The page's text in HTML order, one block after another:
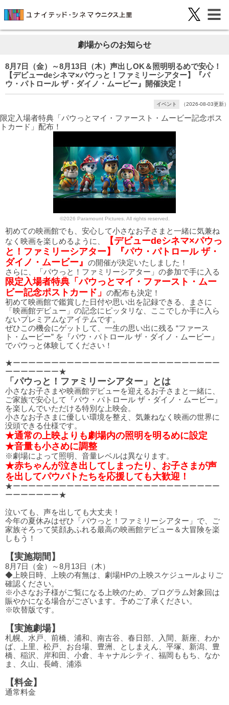
劇場からのお知らせ
8月7日（金）～8月13日（木）声出しOK＆照明明るめで安心！
【デビューdeシネマ×パウっと！ファミリーシアター】『パ
ウ・パトロール ザ・ダイノ・ムービー』開催決定！
イベント （2026-08-03更新）
限定入場者特典「パウっとマイ・ファースト・ムービー記念ポス
トカード」配布！
©2026 Paramount Pictures. All rights reserved.
初めての映画館でも、安心して小さなお子さまと一緒に気兼ね
なく映画を楽しめるように、
【デビューdeシネマ×パウっ
と！ファミリーシアター】『パウ・パトロール ザ・
ダイノ・ムービー』
の開催が決定いたしました！
さらに、「パウっと！ファミリーシアター」の参加で手に入る
限定入場者特典「パウっとマイ・ファースト・ムー
ビー記念ポストカード」
の配布も決定！
初めて映画館で鑑賞した日付や思い出を記録できる、まさに
「映画館デビュー」の記念にピッタリな、ここでしか手に入ら
ないプレミアムなアイテムです。
ぜひこの機会にゲットして、一生の思い出に残る “ファース
ト・ムービー” を『パウ・パトロール ザ・ダイノ・ムービー』
でパウっと体験してください！
★ーーーーーーーーーーーーーーーーーーーーーーーーーーー
ーーーーーーー★
「パウっと！ファミリーシアター」とは
小さなお子さまや映画館デビューを迎えるお子さまと一緒に、
ご家族で安心して『パウ・パトロール ザ・ダイノ・ムービー』
を楽しんでいただける特別な上映会。
小さなお子さまに優しい環境を整え、気兼ねなく映画の世界に
没頭できる仕様です。
★通常の上映よりも劇場内の照明を明るめに設定
★音量も小さめに調整
※劇場によって照明、音量レベルは異なります。
★赤ちゃんが泣き出してしまったり、お子さまが声
を出してパウパトたちを応援しても大歓迎！
★ーーーーーーーーーーーーーーーーーーーーーーーーーーー
ーーーーーーー★
泣いても、声を出しても大丈夫！
今年の夏休みはぜひ「パウっと！ファミリーシアター」で、ご
家族そろって笑顔あふれる最高の映画館デビュー＆大冒険を楽
しもう！
【実施期間】
8月7日（金）～8月13日（木）
◆上映日時、上映の有無は、劇場HPの上映スケジュールよりご
確認ください。
※小さなお子様がご覧になる上映のため、プログラム対象回は
賑やかになる場合がございます。予めご了承ください。
※吹替版です。
【実施劇場】
札幌、水戸、前橋、浦和、南古谷、春日部、入間、新座、わか
ば、上里、松戸、お台場、豊洲、としまえん、平塚、新潟、豊
橋、稲沢、岸和田、小倉、キャナルシティ、福岡ももち、なか
ま、久山、長崎、浦添
【料金】
通常料金